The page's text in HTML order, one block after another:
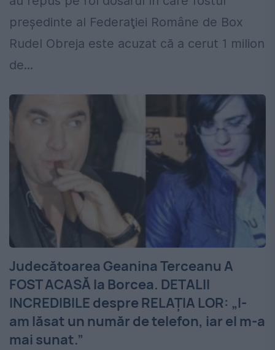
preşedinte al Federaţiei Române de Box
Rudel Obreja este acuzat că a cerut 1 milion
de...
Judecătoarea Geanina Terceanu A
FOST ACASĂ la Borcea. DETALII
INCREDIBILE despre RELAŢIA LOR: „I-
am lăsat un număr de telefon, iar el m-a
mai sunat.”